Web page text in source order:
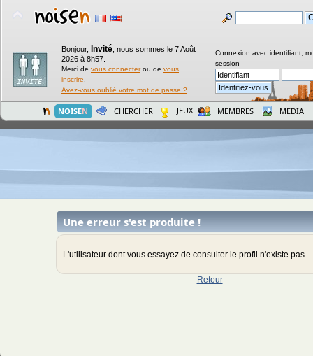
Bonjour, Invité nous sommes le 7 Août
2026 à 8h57.
Merci de vous connecterou de vous
inscrire
Avez-vous oublié votre mot de passe ?
Connexion avec identifiant,
session
NOISEN CHERCHER JEUX MEMBRES MEDIA
Une erreur s'est produite !
L'utilisateur dont vous essayez de consulter le profil n'existe pas.
Retour